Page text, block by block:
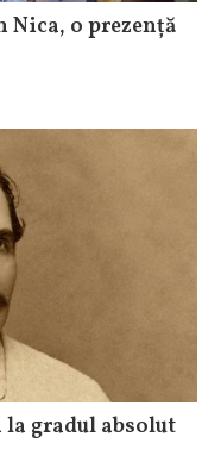
o prezență
la gradul absolut